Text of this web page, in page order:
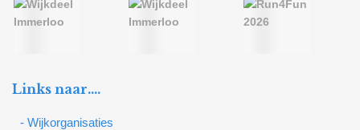
Links naar….
- Wijkorganisaties